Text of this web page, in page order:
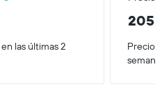
205
en las últimas 2
Precio